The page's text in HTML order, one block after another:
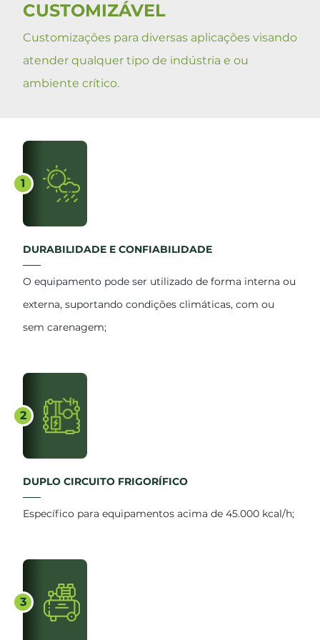
CUSTOMIZÁVEL
Customizações para diversas aplicações visando
atender qualquer tipo de indústria e ou
ambiente crítico.
1
DURABILIDADE E CONFIABILIDADE
O equipamento pode ser utilizado de forma interna ou
externa, suportando condições climáticas, com ou
sem carenagem;
2
DUPLO CIRCUITO FRIGORÍFICO
Específico para equipamentos acima de 45.000 kcal/h;
3